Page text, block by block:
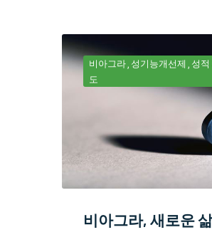
비아그라 성기능개선제 성
도
비아그라, 새로운